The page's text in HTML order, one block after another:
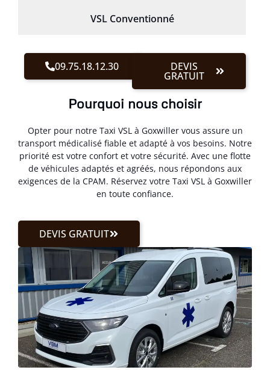
VSL Conventionné
09.75.18.12.30 DEVIS
GRATUIT
Pourquoi nous choisir
Opter pour notre Taxi VSL à Goxwiller vous assure un
transport médicalisé fiable et adapté à vos besoins. Notre
priorité est votre confort et votre sécurité. Avec une flotte
de véhicules adaptés et agréés, nous répondons aux
exigences de la CPAM. Réservez votre Taxi VSL à Goxwiller
en toute confiance.
DEVIS GRATUIT